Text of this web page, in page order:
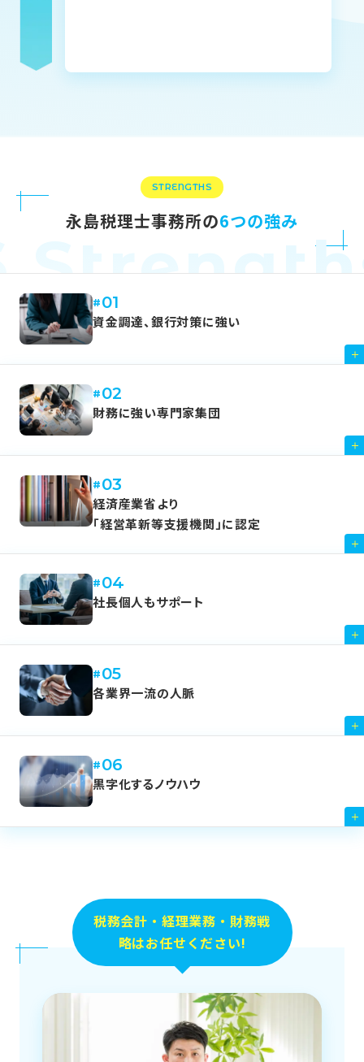
STRENGTHS
永島税理士事務所の6つの強み
01
資金調達、銀行対策に強い
02
財務に強い専門家集団
03
経済産業省より
「経営革新等支援機関」に認定
04
社⾧個人もサポート
05
各業界一流の人脈
06
黒字化するノウハウ
税務会計・経理業務・財務戦
略はお任せください!